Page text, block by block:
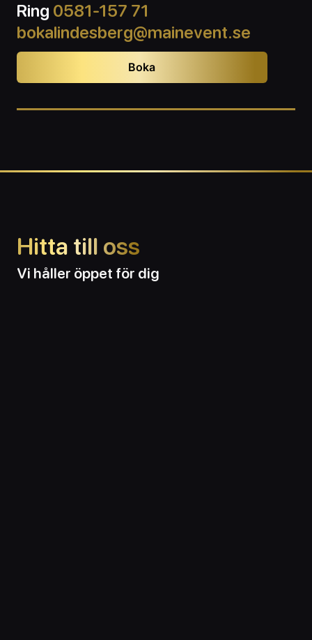
Ring 0581-157 71
bokalindesberg@mainevent.se
Boka
Hitta till oss
Vi håller öppet för dig